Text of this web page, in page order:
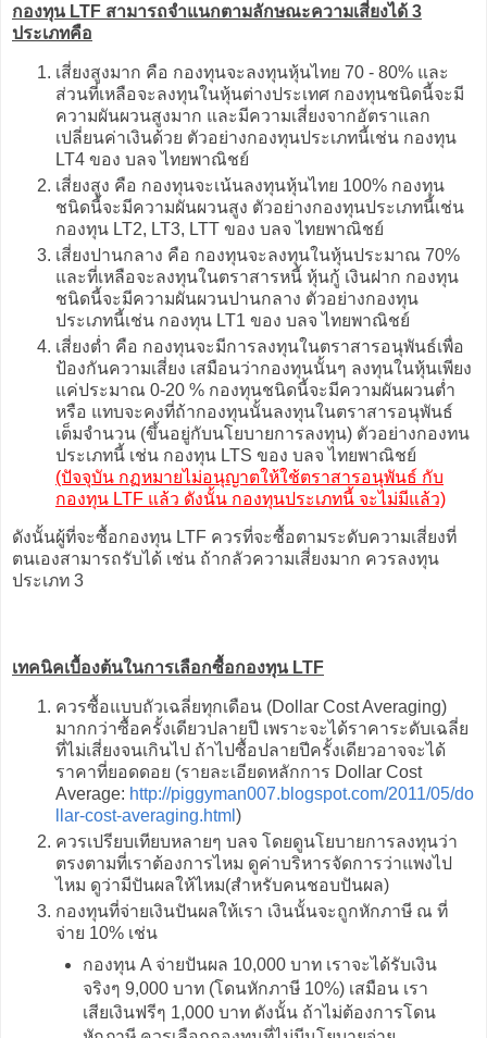
กองทุน LTF สามารถจำแนกตามลักษณะความเสี่ยงได้ 3
ประเภทคือ
เสี่ยงสูงมาก คือ กองทุนจะลงทุนหุ้นไทย 70 - 80% และ
ส่วนที่เหลือจะลงทุนในหุ้นต่างประเทศ กองทุนชนิดนี้จะมี
ความผันผวนสูงมาก และมีความเสี่ยงจากอัตราแลก
เปลี่ยนค่าเงินด้วย ตัวอย่างกองทุนประเภทนี้เช่น กองทุน
LT4 ของ บลจ ไทยพาณิชย์
เสี่ยงสูง คือ กองทุนจะเน้นลงทุนหุ้นไทย 100% กองทุน
ชนิดนี้จะมีความผันผวนสูง ตัวอย่างกองทุนประเภทนี้เช่น
กองทุน LT2, LT3, LTT ของ บลจ ไทยพาณิชย์
เสี่ยงปานกลาง คือ กองทุนจะลงทุนในหุ้นประมาณ 70%
และที่เหลือจะลงทุนในตราสารหนี้ หุ้นกู้ เงินฝาก กองทุน
ชนิดนี้จะมีความผันผวนปานกลาง ตัวอย่างกองทุน
ประเภทนี้เช่น กองทุน LT1 ของ บลจ ไทยพาณิชย์
เสี่ยงต่ำ คือ กองทุนจะมีการลงทุนในตราสารอนุพันธ์เพื่อ
ป้องกันความเสี่ยง เสมือนว่ากองทุนนั้นๆ ลงทุนในหุ้นเพียง
แค่ประมาณ 0-20 % กองทุนชนิดนี้จะมีความผันผวนต่ำ
หรือ แทบจะคงที่ถ้ากองทุนนั้นลงทุนในตราสารอนุพันธ์
เต็มจำนวน (ขึ้นอยู่กับนโยบายการลงทุน) ตัวอย่างกองทน
ประเภทนี้ เช่น กองทุน LTS ของ บลจ ไทยพาณิชย์
(ปัจจุบัน กฏหมายไม่อนุญาตให้ใช้ตราสารอนุพันธ์ กับ
กองทุน LTF แล้ว ดังนั้น กองทุนประเภทนี้ จะไม่มีแล้ว)
ดังนั้นผู้ที่จะซื้อกองทุน LTF ควรที่จะซื้อตามระดับความเสี่ยงที่
ตนเองสามารถรับได้ เช่น ถ้ากลัวความเสี่ยงมาก ควรลงทุน
ประเภท 3
เทคนิคเบื้องต้นในการเลือกซื้อกองทุน LTF
ควรซื้อแบบถัวเฉลี่ยทุกเดือน (Dollar Cost Averaging)
มากกว่าซื้อครั้งเดียวปลายปี เพราะจะได้ราคาระดับเฉลี่ย
ที่ไม่เสี่ยงจนเกินไป ถ้าไปซื้อปลายปีครั้งเดียวอาจจะได้
ราคาที่ยอดดอย (รายละเอียดหลักการ Dollar Cost
Average: http://piggyman007.blogspot.com/2011/05/do
llar-cost-averaging.html )
ควรเปรียบเทียบหลายๆ บลจ โดยดูนโยบายการลงทุนว่า
ตรงตามที่เราต้องการไหม ดูค่าบริหารจัดการว่าแพงไป
ไหม ดูว่ามีปันผลให้ไหม(สำหรับคนชอบปันผล)
กองทุนที่จ่ายเงินปันผลให้เรา เงินนั้นจะถูกหักภาษี ณ ที่
จ่าย 10% เช่น
กองทุน A จ่ายปันผล 10,000 บาท เราจะได้รับเงิน
จริงๆ 9,000 บาท (โดนหักภาษี 10%) เสมือน เรา
เสียเงินฟรีๆ 1,000 บาท ดังนั้น ถ้าไม่ต้องการโดน